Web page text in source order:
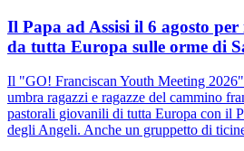
Il Papa ad Assisi il 6 agosto
da tutta Europa sulle orme di
Il "GO! Franciscan Youth Meeting
umbra ragazzi e ragazze del cammino
pastorali giovanili di tutta Europa con il
degli Angeli. Anche un gruppetto di